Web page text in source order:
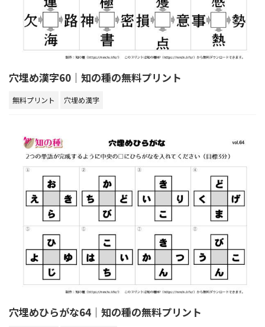
穴埋め漢字60｜知の種の無料プリント
無料プリント 穴埋め漢字
穴埋めひらがな64｜知の種の無料プリント